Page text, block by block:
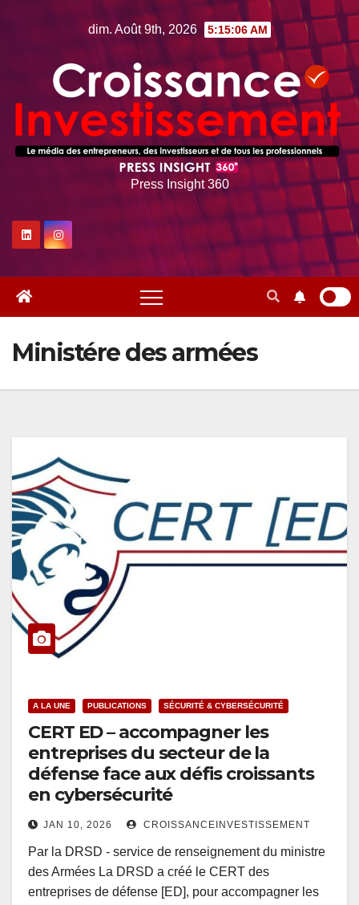
dim. Août 9th, 2026 5:15:07 AM
Press Insight 360
Ministére des armées
A LA UNE PUBLICATIONS SÉCURITÉ & CYBERSÉCURITÉ
CERT ED – accompagner les
entreprises du secteur de la
défense face aux défis croissants
en cybersécurité
JAN 10, 2026 CROISSANCEINVESTISSEMENT
Par la DRSD - service de renseignement du ministre
des Armées La DRSD a créé le CERT des
entreprises de défense [ED], pour accompagner les